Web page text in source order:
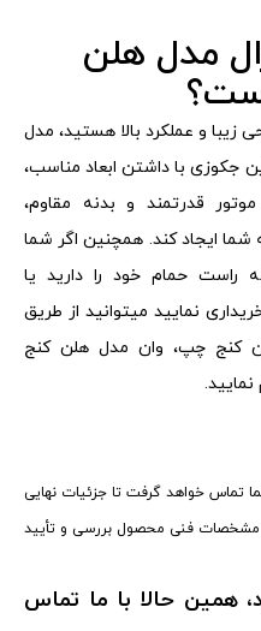
مدل هلن
زیبا و عملکرد بالا هستید، مدل
جکوزی با داشتن ابعاد مناسب،
قدرتمند و بدنه مقاوم،
ایجاد کند. همچنین اگر شما
راست حمام خود را دارید یا
نمایید میتوانید از طریق
کنج چپ، وان مدل هلن کنج
نمایید.
تماس خواهد گرفت تا جزئیات نهایی
مشخصات فنی محصول بررسی و تأیید
همین حالا با ما تماس